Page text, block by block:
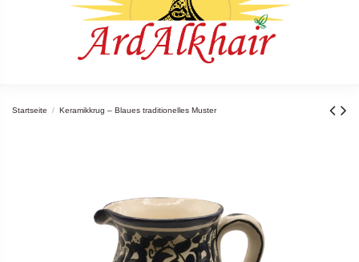
Startseite Keramikkrug – Blaues traditionelles Muster